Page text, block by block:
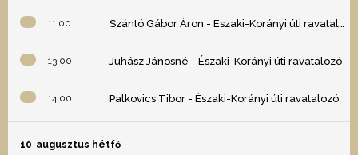
11:00 Szántó Gábor Áron - Északi-Korányi úti ravatalozó
13:00 Juhász Jánosné - Északi-Korányi úti ravatalozó
14:00 Palkovics Tibor - Északi-Korányi úti ravatalozó
10 augusztus hétfő